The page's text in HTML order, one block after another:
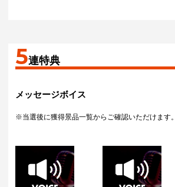
5連特典
メッセージボイス
※当選後に獲得景品一覧からご確認いただけます。